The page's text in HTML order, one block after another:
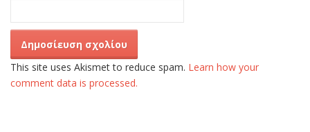
This site uses Akismet to reduce spam. Learn how your
comment data is processed.